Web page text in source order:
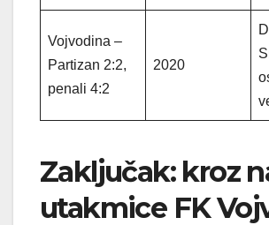
Vojvodina –
Partizan 2:2,
penali 4:2
2020
Zaključak: kroz
utakmice FK